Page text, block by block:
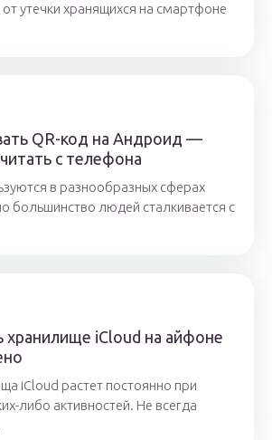
утечки хранящихся на смартфоне
QR-код на Андроид —
с телефона
в разнообразных сферах
большинство людей сталкивается с
хранилище iCloud на айфоне
iCloud растет постоянно при
либо активностей. Не всегда